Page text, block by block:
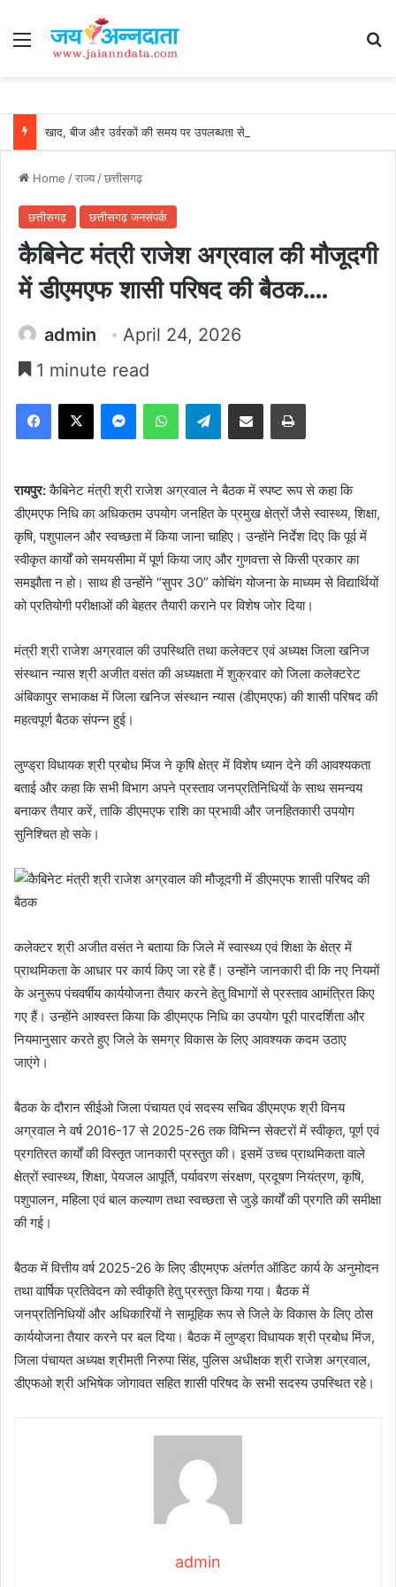
Menu
Home /राज्य/छत्तीसगढ़
छत्तीसगढ़ छत्तीसगढ़ जनसंपर्क
कैबिनेट मंत्री राजेश अग्रवाल की मौजूदगी
में डीएमएफ शासी परिषद की बैठक….
admin
April 24, 2026
1 minute read
Facebook
X MessengerWhatsAppTelegramShare via Email Print
रायपुर:कैबिनेट मंत्री श्री राजेश अग्रवाल ने बैठक में स्पष्ट रूप से कहा कि
डीएमएफ निधि का अधिकतम उपयोग जनहित के प्रमुख क्षेत्रों जैसे स्वास्थ्य, शिक्षा,
कृषि, पशुपालन और स्वच्छता में किया जाना चाहिए। उन्होंने निर्देश दिए कि पूर्व में
स्वीकृत कार्यों को समयसीमा में पूर्ण किया जाए और गुणवत्ता से किसी प्रकार का
समझौता न हो। साथ ही उन्होंने “सुपर 30” कोचिंग योजना के माध्यम से विद्यार्थियों
को प्रतियोगी परीक्षाओं की बेहतर तैयारी कराने पर विशेष जोर दिया।
मंत्री श्री राजेश अग्रवाल की उपस्थिति तथा कलेक्टर एवं अध्यक्ष जिला खनिज
संस्थान न्यास श्री अजीत वसंत की अध्यक्षता में शुक्रवार को जिला कलेक्टरेट
अंबिकापुर सभाकक्ष में जिला खनिज संस्थान न्यास (डीएमएफ) की शासी परिषद की
महत्वपूर्ण बैठक संपन्न हुई।
लुण्ड्रा विधायक श्री प्रबोध मिंज ने कृषि क्षेत्र में विशेष ध्यान देने की आवश्यकता
बताई और कहा कि सभी विभाग अपने प्रस्ताव जनप्रतिनिधियों के साथ समन्वय
बनाकर तैयार करें, ताकि डीएमएफ राशि का प्रभावी और जनहितकारी उपयोग
सुनिश्चित हो सके।
कलेक्टर श्री अजीत वसंत ने बताया कि जिले में स्वास्थ्य एवं शिक्षा के क्षेत्र में
प्राथमिकता के आधार पर कार्य किए जा रहे हैं। उन्होंने जानकारी दी कि नए नियमों
के अनुरूप पंचवर्षीय कार्ययोजना तैयार करने हेतु विभागों से प्रस्ताव आमंत्रित किए
गए हैं। उन्होंने आश्वस्त किया कि डीएमएफ निधि का उपयोग पूरी पारदर्शिता और
नियमानुसार करते हुए जिले के समग्र विकास के लिए आवश्यक कदम उठाए
जाएंगे।
बैठक के दौरान सीईओ जिला पंचायत एवं सदस्य सचिव डीएमएफ श्री विनय
अग्रवाल ने वर्ष 2016-17 से 2025-26 तक विभिन्न सेक्टरों में स्वीकृत, पूर्ण एवं
प्रगतिरत कार्यों की विस्तृत जानकारी प्रस्तुत की। इसमें उच्च प्राथमिकता वाले
क्षेत्रों स्वास्थ्य, शिक्षा, पेयजल आपूर्ति, पर्यावरण संरक्षण, प्रदूषण नियंत्रण, कृषि,
पशुपालन, महिला एवं बाल कल्याण तथा स्वच्छता से जुड़े कार्यों की प्रगति की समीक्षा
की गई।
बैठक में वित्तीय वर्ष 2025-26 के लिए डीएमएफ अंतर्गत ऑडिट कार्य के अनुमोदन
तथा वार्षिक प्रतिवेदन को स्वीकृति हेतु प्रस्तुत किया गया। बैठक में
जनप्रतिनिधियों और अधिकारियों ने सामूहिक रूप से जिले के विकास के लिए ठोस
कार्ययोजना तैयार करने पर बल दिया। बैठक में लुण्ड्रा विधायक श्री प्रबोध मिंज,
जिला पंचायत अध्यक्ष श्रीमती निरुपा सिंह, पुलिस अधीक्षक श्री राजेश अग्रवाल,
डीएफओ श्री अभिषेक जोगावत सहित शासी परिषद के सभी सदस्य उपस्थित रहे।
admin